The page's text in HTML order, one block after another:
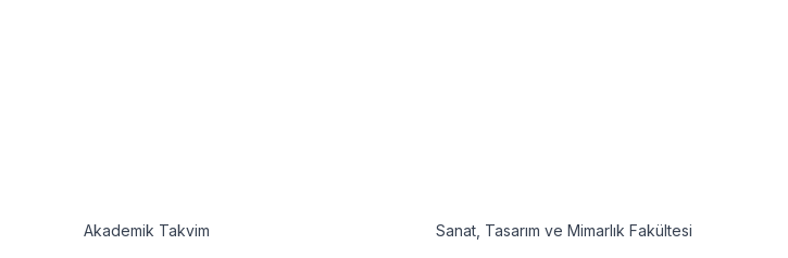
Akademik Takvim Sanat, Tasarım ve Mimarlık Fakültesi